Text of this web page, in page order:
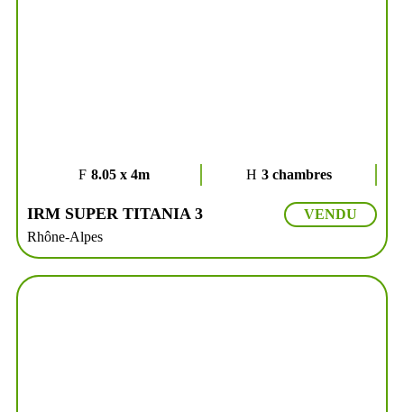
8.05 x 4m 3 chambres
IRM SUPER TITANIA 3
Rhône-Alpes
VENDU